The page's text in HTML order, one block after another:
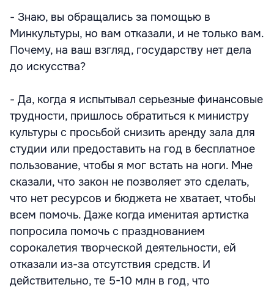
- Знаю, вы обращались за помощью в
Минкультуры, но вам отказали, и не только вам.
Почему, на ваш взгляд, государству нет дела
до искусства?
- Да, когда я испытывал серьезные финансовые
трудности, пришлось обратиться к министру
культуры с просьбой снизить аренду зала для
студии или предоставить на год в бесплатное
пользование, чтобы я мог встать на ноги. Мне
сказали, что закон не позволяет это сделать,
что нет ресурсов и бюджета не хватает, чтобы
всем помочь. Даже когда именитая артистка
попросила помочь с празднованием
сорокалетия творческой деятельности, ей
отказали из-за отсутствия средств. И
действительно, те 5-10 млн в год, что